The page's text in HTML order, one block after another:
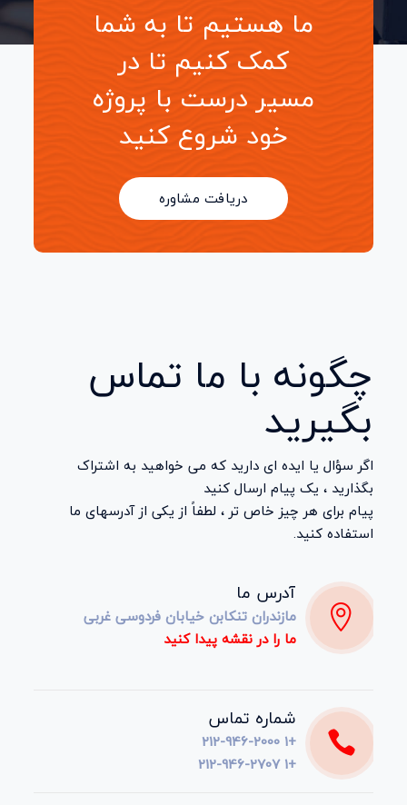
ما هستیم تا به شما
کمک کنیم تا در
مسیر درست با پروژه
خود شروع کنید
دریافت مشاوره
چگونه با ما تماس
بگیرید
اگر سؤال یا ایده ای دارید که می خواهید به اشتراک
بگذارید ، یک پیام ارسال کنید
پیام برای هر چیز خاص تر ، لطفاً از یکی از آدرسهای ما
استفاده کنید.
آدرس ما
مازندران تنکابن خیابان فردوسی غربی
ما را در نقشه پیدا کنید
شماره تماس
+1 212-946-2000
+1 212-946-2707